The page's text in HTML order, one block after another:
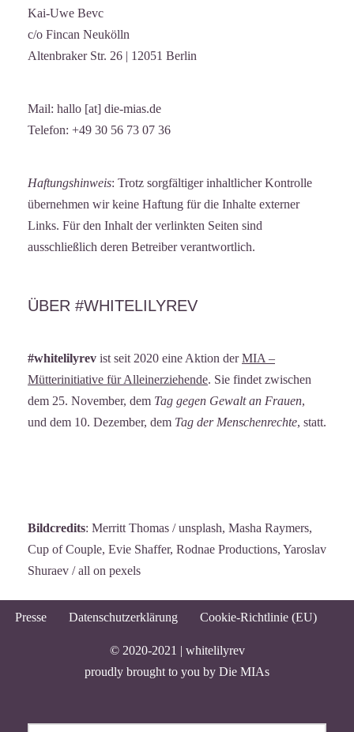
Kai-Uwe Bevc
c/o Fincan Neukölln
Altenbraker Str. 26 | 12051 Berlin
Mail: hallo [at] die-mias.de
Telefon: +49 30 56 73 07 36
Haftungshinweis: Trotz sorgfältiger inhaltlicher Kontrolle
übernehmen wir keine Haftung für die Inhalte externer
Links. Für den Inhalt der verlinkten Seiten sind
ausschließlich deren Betreiber verantwortlich.
ÜBER #WHITELILYREV
#whitelilyrev ist seit 2020 eine Aktion derMIA –
Mütterinitiative für Alleinerziehende. Sie findet zwischen
dem 25. November, dem Tag gegen Gewalt an Frauen,
und dem 10. Dezember, dem Tag der Menschenrechte, statt.
Bildcredits: Merritt Thomas / unsplash, Masha Raymers,
Cup of Couple, Evie Shaffer, Rodnae Productions, Yaroslav
Shuraev / all on pexels
Presse Datenschutzerklärung Cookie-Richtlinie (EU)
© 2020-2021 | whitelilyrev
proudly brought to you by Die MIAs